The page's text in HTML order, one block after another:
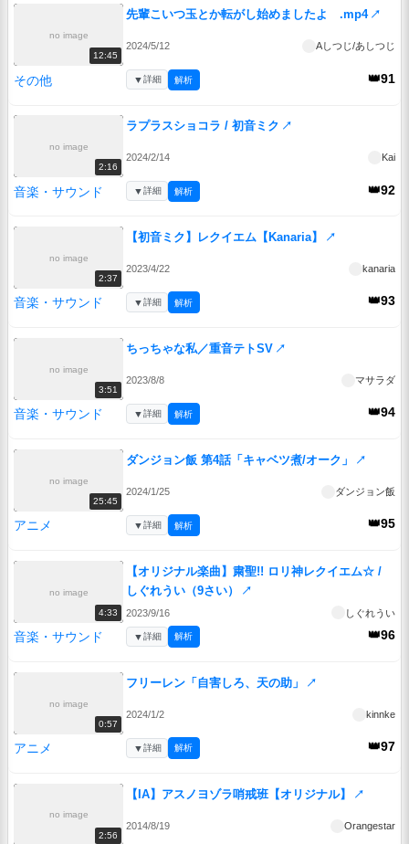
no image
12:45
先輩こいつ玉とか転がし始めましたよ .mp4 ↗
2024/5/12 Aしつじ/あしつじ
その他 👑91
▼詳細 解析
no image
2:16
ラプラスショコラ / 初音ミク ↗
2024/2/14 Kai
音楽・サウンド 👑92
▼詳細 解析
no image
2:37
【初音ミク】レクイエム【Kanaria】 ↗
2023/4/22 kanaria
音楽・サウンド 👑93
▼詳細 解析
no image
3:51
ちっちゃな私／重音テトSV ↗
2023/8/8 マサラダ
音楽・サウンド 👑94
▼詳細 解析
no image
25:45
ダンジョン飯 第4話「キャベツ煮/オーク」 ↗
2024/1/25 ダンジョン飯
アニメ 👑95
▼詳細 解析
no image
4:33
【オリジナル楽曲】粛聖!! ロリ神レクイエム☆ /
しぐれうい（9さい）
↗
2023/9/16 しぐれうい
音楽・サウンド 👑96
▼詳細 解析
no image
0:57
フリーレン「自害しろ、天の助」 ↗
2024/1/2 kinnke
アニメ 👑97
▼詳細 解析
no image
2:56
【IA】アスノヨゾラ哨戒班【オリジナル】 ↗
2014/8/19 Orangestar